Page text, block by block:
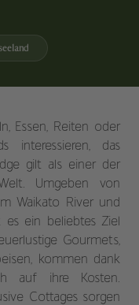
Essen, Reiten oder
interessieren, das
gilt als einer der
Umgeben von
Waikato River und
es ein beliebtes Ziel
Gourmets,
kommen dank
auf ihre Kosten.
Cottages sorgen